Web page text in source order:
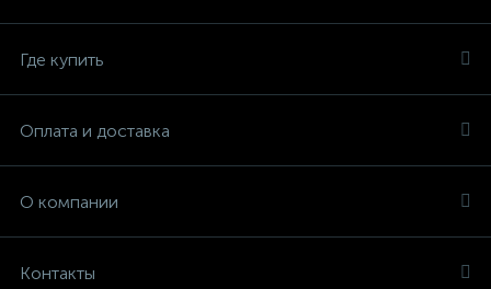
Где купить
Оплата и доставка
О компании
Контакты